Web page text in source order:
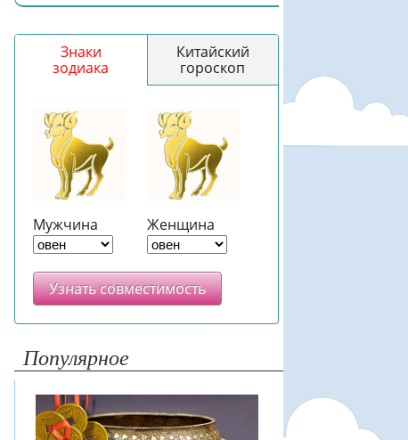
Знаки
зодиака
Китайский
гороскоп
Мужчина Женщина
Узнать совместимость
Популярное